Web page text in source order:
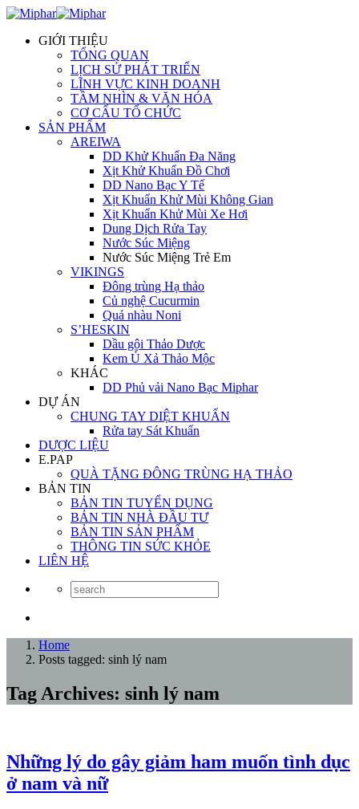
GIỚI THIỆU
TỔNG QUAN
LỊCH SỬ PHÁT TRIỂN
LĨNH VỰC KINH DOANH
TẦM NHÌN & VĂN HÓA
CƠ CẤU TỔ CHỨC
SẢN PHẨM
AREIWA
DD Khử Khuẩn Đa Năng
Xịt Khử Khuẩn Đồ Chơi
DD Nano Bạc Y Tế
Xịt Khuẩn Khử Mùi Không Gian
Xịt Khuẩn Khử Mùi Xe Hơi
Dung Dịch Rửa Tay
Nước Súc Miệng
Nước Súc Miệng Trẻ Em
VIKINGS
Đông trùng Hạ thảo
Củ nghệ Cucurmin
Quả nhàu Noni
S’HESKIN
Dầu gội Thảo Dược
Kem Ủ Xả Thảo Mộc
KHÁC
DD Phủ vải Nano Bạc Miphar
DỰ ÁN
CHUNG TAY DIỆT KHUẨN
Rửa tay Sát Khuẩn
DƯỢC LIỆU
E.PAP
QUÀ TẶNG ĐÔNG TRÙNG HẠ THẢO
BẢN TIN
BẢN TIN TUYỂN DỤNG
BẢN TIN NHÀ ĐẦU TƯ
BẢN TIN SẢN PHẨM
THÔNG TIN SỨC KHỎE
LIÊN HỆ
Home
Posts tagged: sinh lý nam
Tag Archives: sinh lý nam
Những lý do gây giảm ham muốn tình dục
ở nam và nữ